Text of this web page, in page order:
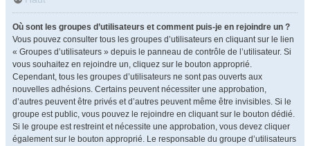
Où sont les groupes d’utilisateurs et comment puis-je en rejoindre un ?
Vous pouvez consulter tous les groupes d’utilisateurs en cliquant sur le lien
« Groupes d’utilisateurs » depuis le panneau de contrôle de l’utilisateur. Si
vous souhaitez en rejoindre un, cliquez sur le bouton approprié.
Cependant, tous les groupes d’utilisateurs ne sont pas ouverts aux
nouvelles adhésions. Certains peuvent nécessiter une approbation,
d’autres peuvent être privés et d’autres peuvent même être invisibles. Si le
groupe est public, vous pouvez le rejoindre en cliquant sur le bouton dédié.
Si le groupe est restreint et nécessite une approbation, vous devez cliquer
également sur le bouton approprié. Le responsable du groupe d’utilisateurs